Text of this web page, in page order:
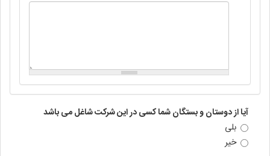
آیا از دوستان و بستگان شما کسی در این شرکت شاغل می باشد
بلی
خیر